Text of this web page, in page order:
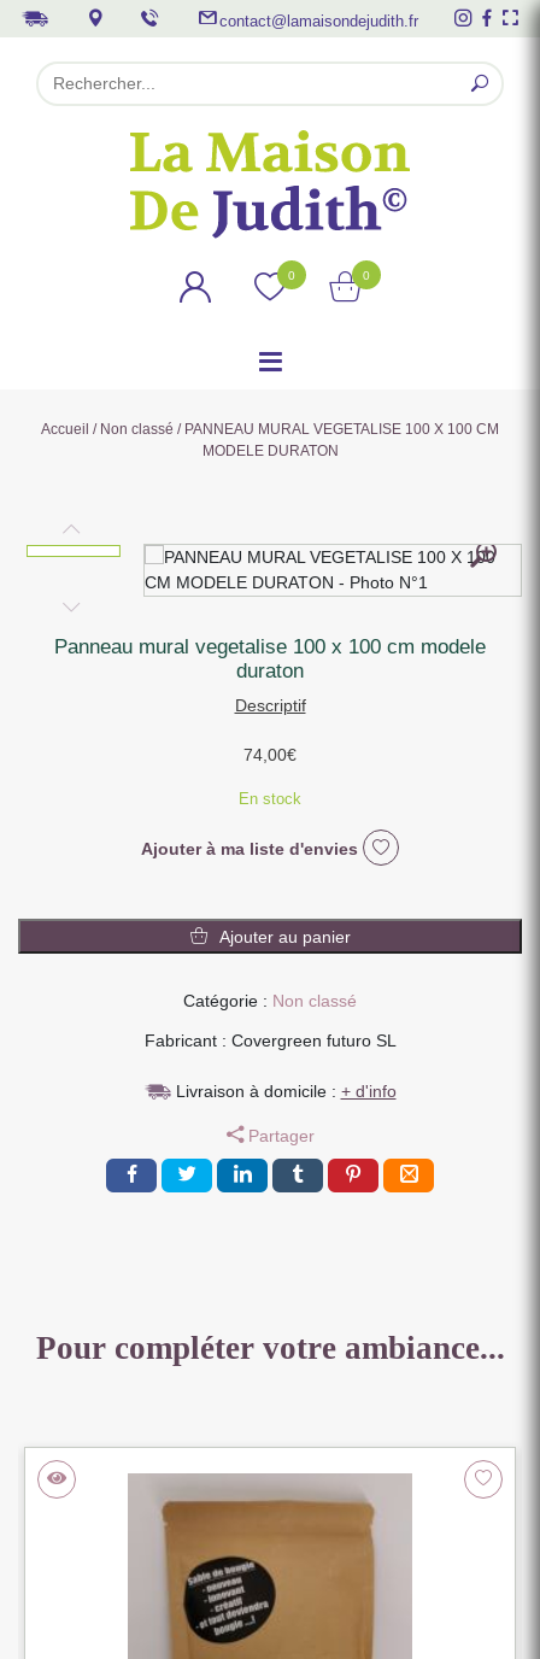
contact@lamaisondejudith.fr
0 0
Accueil / Non classé / PANNEAU MURAL VEGETALISE 100 X 100 CM
MODELE DURATON
panneau mural vegetalise 100 x 100 cm modele
duraton
Descriptif
74,00€
En stock
Ajouter à ma liste d'envies
de
PANNEAU
VEGETALISE
100
100
MODELE
DURATON
Ajouter au panier
Catégorie : Non classé
Fabricant : Covergreen futuro SL
Livraison à domicile : + d'info
Partager
Pour compléter votre ambiance...